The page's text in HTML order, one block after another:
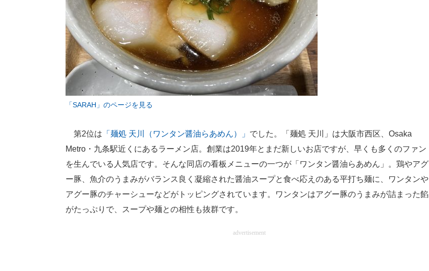
「SARAH」のページを見る
第2位は 「麺処 天川（ワンタン醤油らあめん）」 でした。「麺処 天川」は大阪市西区、Osaka
Metro・九条駅近くにあるラーメン店。創業は2019年とまだ新しいお店ですが、早くも多くのファン
を生んでいる人気店です。そんな同店の看板メニューの一つが「ワンタン醤油らあめん」。鶏やアグ
ー豚、魚介のうまみがバランス良く凝縮された醤油スープと食べ応えのある平打ち麺に、ワンタンや
アグー豚のチャーシューなどがトッピングされています。ワンタンはアグー豚のうまみが詰まった餡
がたっぷりで、スープや麺との相性も抜群です。
advertisement